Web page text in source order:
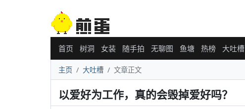
首页 树洞 女装 随手拍 无聊图 鱼塘 热榜 大吐槽
主页 大吐槽 文章正文
以爱好为工作，真的会毁掉爱好吗？